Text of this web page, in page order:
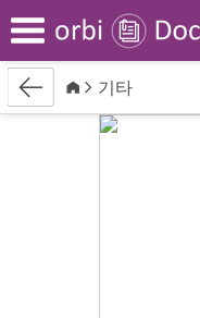
Menu
BackHome
기타